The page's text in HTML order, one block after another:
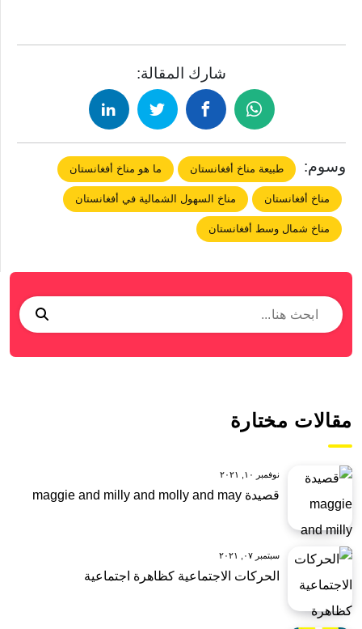
شارك المقالة:
وسوم: طبيعة مناخ أفغانستان ما هو مناخ أفغانستان
مناخ أفغانستان مناخ السهول الشمالية في أفغانستان
مناخ شمال وسط أفغانستان
مقالات مختارة
نوفمبر ١٠, ٢٠٢١
قصيدة maggie and milly and molly and may
سبتمبر ٠٧, ٢٠٢١
الحركات الاجتماعية كظاهرة اجتماعية